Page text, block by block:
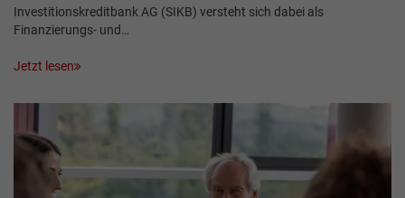
Investitionskreditbank AG (SIKB) versteht sich dabei als
Finanzierungs- und…
Jetzt lesen